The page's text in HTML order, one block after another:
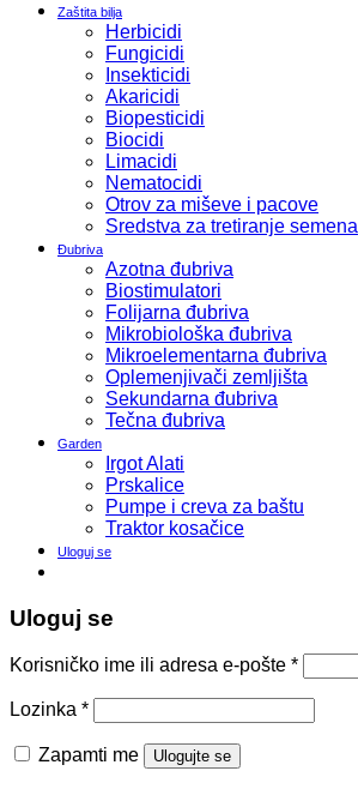
Zaštita bilja
Herbicidi
Fungicidi
Insekticidi
Akaricidi
Biopesticidi
Biocidi
Limacidi
Nematocidi
Otrov za miševe i pacove
Sredstva za tretiranje semena
Đubriva
Azotna đubriva
Biostimulatori
Folijarna đubriva
Mikrobiološka đubriva
Mikroelementarna đubriva
Oplemenjivači zemljišta
Sekundarna đubriva
Tečna đubriva
Garden
Irgot Alati
Prskalice
Pumpe i creva za baštu
Traktor kosačice
Uloguj se
Uloguj se
Korisničko ime ili adresa e-pošte *
Lozinka *
Zapamti me Ulogujte se